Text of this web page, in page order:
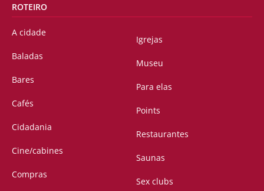
ROTEIRO
A cidade
Baladas
Bares
Cafés
Cidadania
Cine/cabines
Compras
Igrejas
Museu
Para elas
Points
Restaurantes
Saunas
Sex clubs